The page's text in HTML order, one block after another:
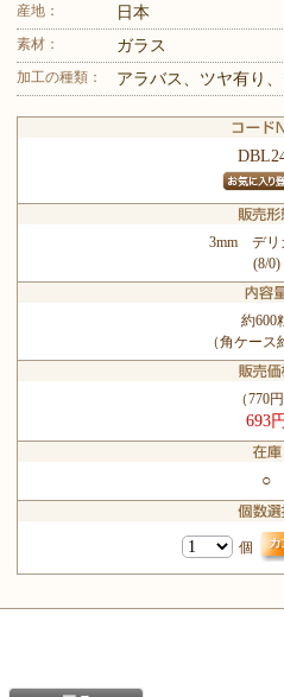
産地： 日本
素材： ガラス
加工の種類： アラバス、ツヤ有り
3mm デ
(8/0)
約600
（角ケース
（770円
693円
○
個